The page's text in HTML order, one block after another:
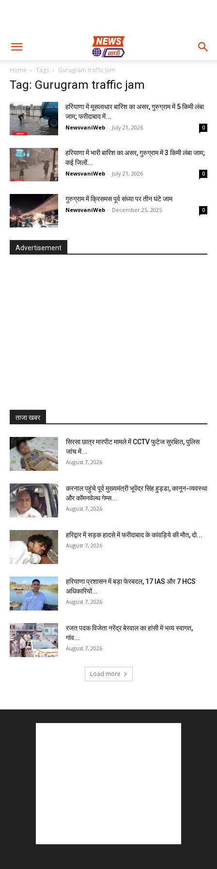
Home Tags Gurugram traffic jam
Tag: Gurugram traffic jam
हरियाणा में मूसलाधार बारिश का असर, गुरुग्राम में 5 किमी लंबा
जाम; फरीदाबाद में...
NewsvaniWeb - July 21, 2026 0
हरियाणा में भारी बारिश का असर, गुरुग्राम में 3 किमी लंबा जाम;
कई जिलों...
NewsvaniWeb - July 21, 2026 0
गुरुग्राम में क्रिसमस पूर्व संध्या पर तीन घंटे जाम
NewsvaniWeb - December 25, 2025 0
Advertisement
ताजा खबर
सिरसा छात्र मारपीट मामले में CCTV फुटेज सुरक्षित, पुलिस
जांच में...
August 7, 2026
करनाल पहुंचे पूर्व मुख्यमंत्री भूपेंद्र सिंह हुड्डा, कानून-व्यवस्था
और कॉमनवेल्थ गेम्स...
August 7, 2026
हरिद्वार में सड़क हादसे में फरीदाबाद के कांवड़िये की मौत, दो...
August 7, 2026
हरियाणा प्रशासन में बड़ा फेरबदल, 17 IAS और 7 HCS
अधिकारियों...
August 7, 2026
रजत पदक विजेता नरेंद्र बेरवाल का हांसी में भव्य स्वागत,
गांव...
August 7, 2026
Load more